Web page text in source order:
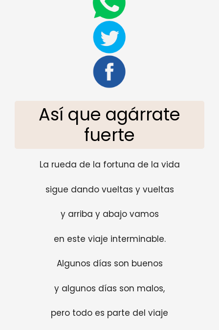
Así que agárrate
fuerte
La rueda de la fortuna de la vida
sigue dando vueltas y vueltas
y arriba y abajo vamos
en este viaje interminable.
Algunos días son buenos
y algunos días son malos,
pero todo es parte del viaje